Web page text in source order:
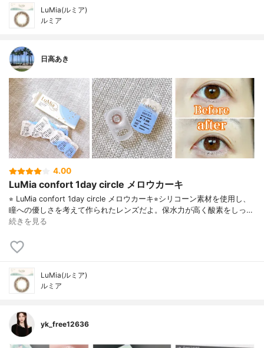
LuMia(ルミア)
ルミア
日高あき
4.00
LuMia confort 1day circle メロウカーキ
⭐︎ LuMia confort 1day circle メロウカーキ⭐︎シリコーン素材を使用し、
瞳への優しさを考えて作られたレンズだよ。保水力が高く酸素をしっ…
続きを見る
LuMia(ルミア)
ルミア
yk_free12636